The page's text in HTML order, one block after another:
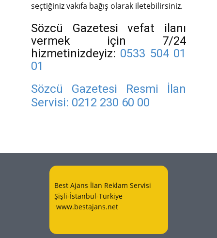
seçtiğiniz vakıfa bağış olarak iletebilirsiniz.
Sözcü Gazetesi vefat ilanı
vermek için 7/24
hizmetinizdeyiz: 0533 504 01
01
Sözcü Gazetesi Resmi İlan
Servisi: 0212 230 60 00
Best Ajans İlan Reklam Servisi
Şişli-İstanbul-Türkiye
www.bestajans.net